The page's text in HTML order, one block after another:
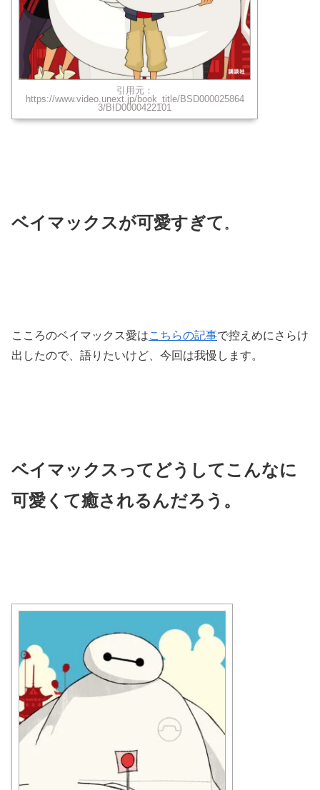
引用元：
https://www.video.unext.jp/book_title/BSD000025864
3/BID0000422101
ベイマックスが可愛すぎて 。
こころのベイマックス愛はこちらの記事で控えめにさらけ
出したので、語りたいけど、今回は我慢します。
ベイマックスってどうしてこんなに
可愛くて癒されるんだろう。